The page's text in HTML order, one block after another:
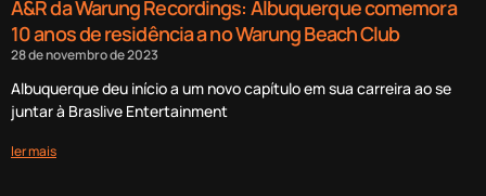
A&R da Warung Recordings: Albuquerque comemora
10 anos de residência a no Warung Beach Club
28 de novembro de 2023
Albuquerque deu início a um novo capítulo em sua carreira ao se
juntar à Braslive Entertainment
ler mais